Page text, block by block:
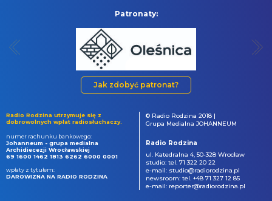
Patronaty:
Jak zdobyć patronat?
Radio Rodzina utrzymuje się z
dobrowolnych wpłat radiosłuchaczy.
numer rachunku bankowego:
Johanneum - grupa medialna
Archidiecezji Wrocławskiej
69 1600 1462 1813 6262 6000 0001
wpłaty z tytułem:
DAROWIZNA NA RADIO RODZINA
© Radio Rodzina 2018 |
Grupa Medialna JOHANNEUM
Radio Rodzina
ul. Katedralna 4, 50-328 Wrocław
studio: tel. 71 322 20 22
e-mail: studio@radiorodzina.pl
newsroom: tel. +48 71 327 12 85
e-mail: reporter@radiorodzina.pl